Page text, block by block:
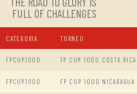
FULL OF CHALLENGES
CATEGORIA TORNEO
FPCUP1000 FP CUP 1000 COSTA RICA
FPCUP1000 FP CUP 1000 NICARAGUA